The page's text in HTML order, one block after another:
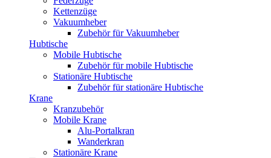
Kettenzüge
Vakuumheber
Zubehör für Vakuumheber
Hubtische
Mobile Hubtische
Zubehör für mobile Hubtische
Stationäre Hubtische
Zubehör für stationäre Hubtische
Krane
Kranzubehör
Mobile Krane
Alu-Portalkran
Wanderkran
Stationäre Krane